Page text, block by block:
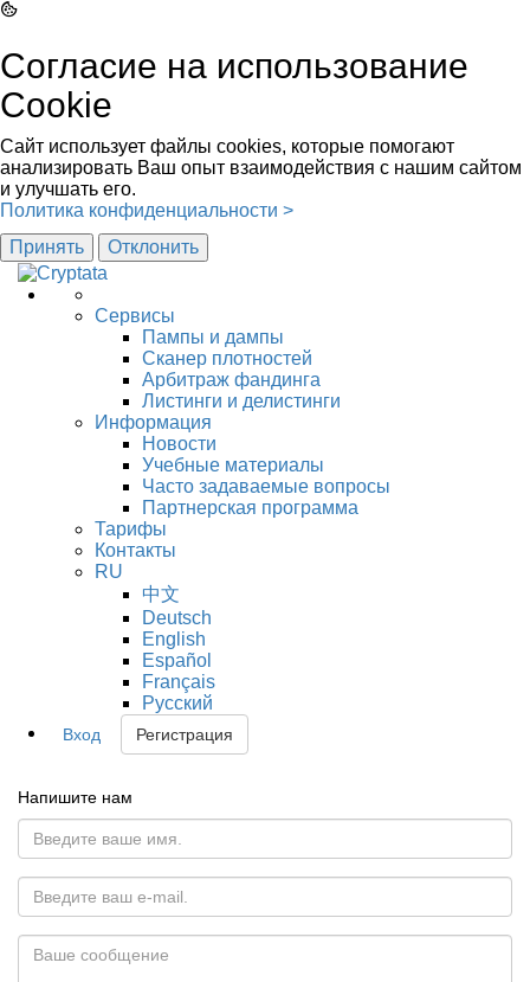
Согласие на использование
Cookie
Сайт использует файлы cookies, которые помогают
анализировать Ваш опыт взаимодействия с нашим сайтом
и улучшать его.
Политика конфиденциальности >
Принять
Отклонить
Сервисы
Пампы и дампы
Сканер плотностей
Арбитраж фандинга
Листинги и делистинги
Информация
Новости
Учебные материалы
Часто задаваемые вопросы
Партнерская программа
Тарифы
Контакты
RU
中文
Deutsch
English
Español
Français
Русский
Вход Регистрация
Напишите нам